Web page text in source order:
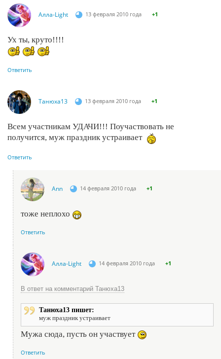
Алла-Light 13 февраля 2010 года +1
Ух ты, круто!!!!
Ответить
Танюха13 13 февраля 2010 года +1
Всем участникам УДАЧИ!!! Поучаствовать не
получится, муж праздник устраивает
Ответить
Ann 14 февраля 2010 года +1
тоже неплохо
Ответить
Алла-Light 14 февраля 2010 года +1
В ответ на комментарий Танюха13
Танюха13 пишет:
муж праздник устраивает
Мужа сюда, пусть он участвует
Ответить